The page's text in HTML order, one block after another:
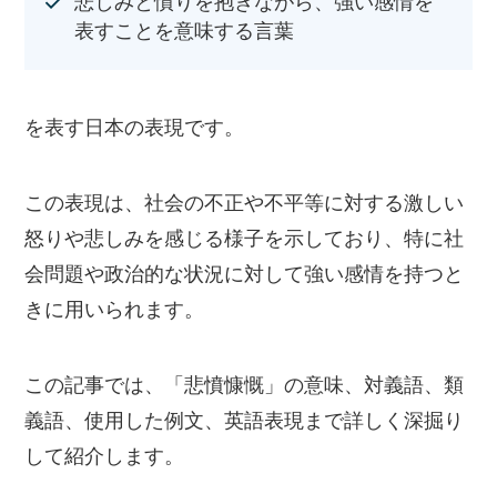
表すことを意味する言葉
を表す日本の表現です。
この表現は、社会の不正や不平等に対する激しい
怒りや悲しみを感じる様子を示しており、特に社
会問題や政治的な状況に対して強い感情を持つと
きに用いられます。
この記事では、「悲憤慷慨」の意味、対義語、類
義語、使用した例文、英語表現まで詳しく深掘り
して紹介します。